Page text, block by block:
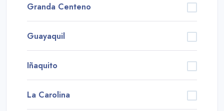
Granda Centeno
Guayaquil
Iñaquito
La Carolina